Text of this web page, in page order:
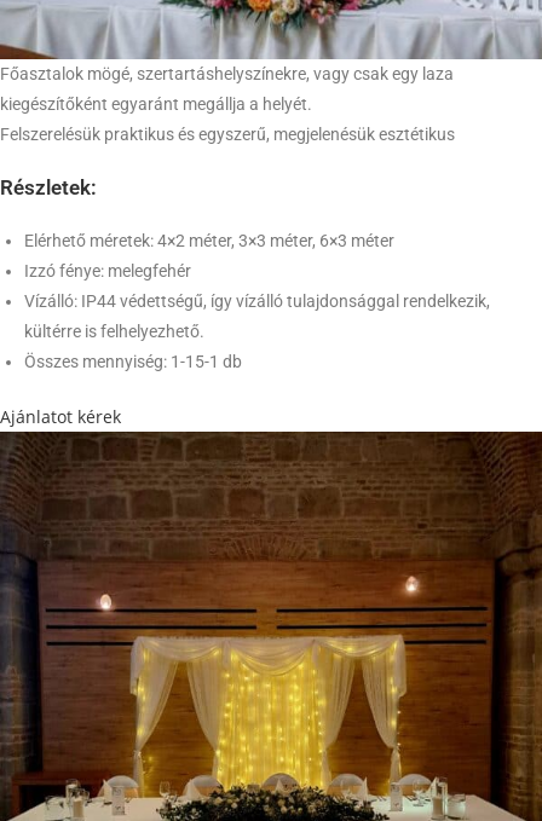
Főasztalok mögé, szertartáshelyszínekre, vagy csak egy laza
kiegészítőként egyaránt megállja a helyét.
Felszerelésük praktikus és egyszerű, megjelenésük esztétikus
Részletek:
Elérhető méretek: 4×2 méter, 3×3 méter, 6×3 méter
Izzó fénye: melegfehér
Vízálló: IP44 védettségű, így vízálló tulajdonsággal rendelkezik,
kültérre is felhelyezhető.
Összes mennyiség: 1-15-1 db
Ajánlatot kérek